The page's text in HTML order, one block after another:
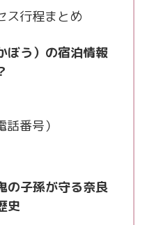
ス行程まとめ
ぼう）の宿泊情報
番号）
の子孫が守る奈良
史